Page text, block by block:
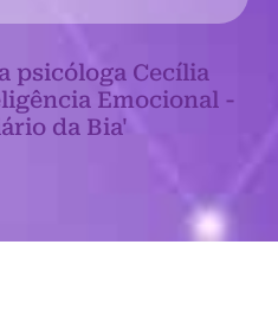
psicóloga Cecília
Emocional -
da Bia'